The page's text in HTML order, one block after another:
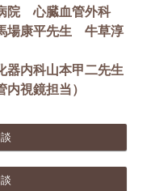
病院 心臓血管外科
場康平先生 牛草淳
内科山本甲二先生
内視鏡担当）